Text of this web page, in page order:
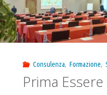
Consulenza, Formazione,
Prima